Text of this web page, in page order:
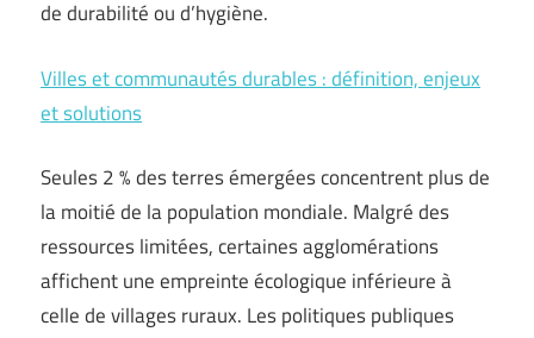
de durabilité ou d’hygiène.
Villes et communautés durables : définition, enjeux
et solutions
Seules 2 % des terres émergées concentrent plus de
la moitié de la population mondiale. Malgré des
ressources limitées, certaines agglomérations
affichent une empreinte écologique inférieure à
celle de villages ruraux. Les politiques publiques